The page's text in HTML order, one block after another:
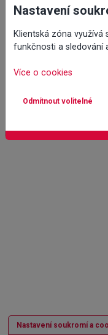
Nastavení soukromí a
Nastavení
Klientská zóna
funkčnosti a sledování
Více o cookies
Odmítnout volitelné